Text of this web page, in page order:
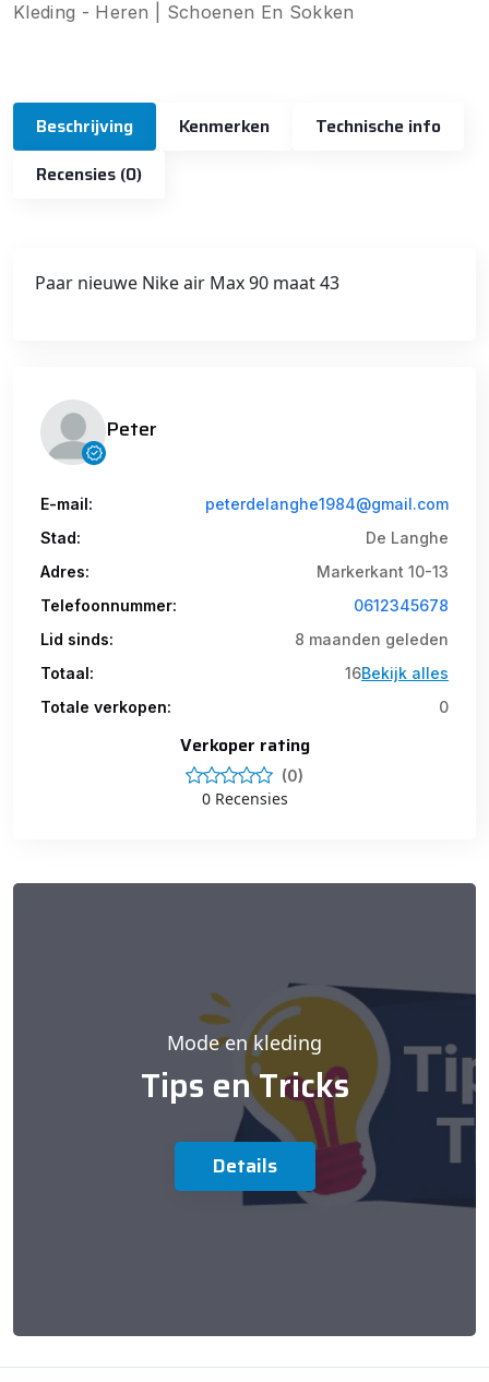
Kleding - Heren | Schoenen En Sokken
Beschrijving Kenmerken
Technische info
Recensies (0)
Paar nieuwe Nike air Max 90 maat 43
Peter
E-mail:
peterdelanghe1984@gmail.com
Stad:
De Langhe
Adres:
Markerkant 10-13
Telefoonnummer:
0612345678
Lid sinds:
8 maanden geleden
Totaal:
16Bekijk alles
Totale verkopen:
0
Verkoper rating
(0)
0 Recensies
Mode en kleding
Tips en Tricks
Details